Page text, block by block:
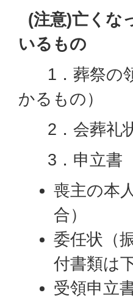
(注意)亡くな
いるもの
1．葬祭の領
かるもの）
2．会葬礼
3．申立書
喪主の本
合）
委任状（
付書類は
受領申立